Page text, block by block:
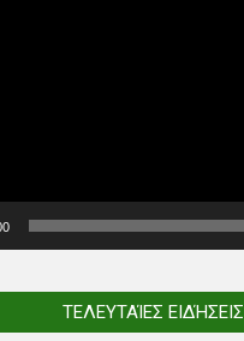
ΤΕΛΕΥΤΑΊΕΣ ΕΙΔΉΣΕΙΣ